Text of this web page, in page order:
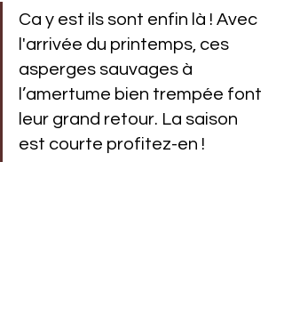
Ca y est ils sont enfin là ! Avec
l'arrivée du printemps, ces
asperges sauvages à
l’amertume bien trempée font
leur grand retour. La saison
est courte profitez-en !